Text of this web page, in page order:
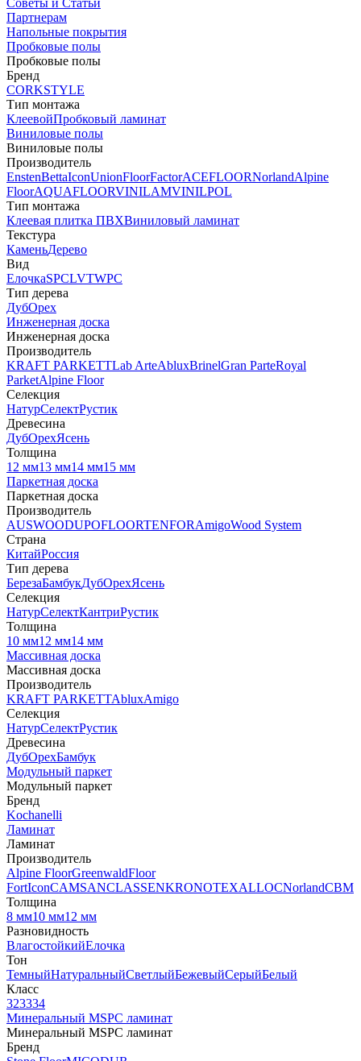
Советы и Статьи
Партнерам
Напольные покрытия
Пробковые полы
Пробковые полы
Бренд
CORKSTYLE
Тип монтажа
КлеевойПробковый ламинат
Виниловые полы
Виниловые полы
Производитель
EnstenBettaIconUnionFloorFactorACEFLOORNorlandAlpine
FloorAQUAFLOORVINILAMVINILPOL
Тип монтажа
Клеевая плитка ПВХВиниловый ламинат
Текстура
КаменьДерево
Вид
ЕлочкаSPCLVTWPC
Тип дерева
ДубОрех
Инженерная доска
Инженерная доска
Производитель
KRAFT PARKETTLab ArteAbluxBrinelGran ParteRoyal
ParketAlpine Floor
Селекция
НатурСелектРустик
Древесина
ДубОрехЯсень
Толщина
12 мм13 мм14 мм15 мм
Паркетная доска
Паркетная доска
Производитель
AUSWOODUPOFLOORTENFORAmigoWood System
Страна
КитайРоссия
Тип дерева
БерезаБамбукДубОрехЯсень
Селекция
НатурСелектКантриРустик
Толщина
10 мм12 мм14 мм
Массивная доска
Массивная доска
Производитель
KRAFT PARKETTAbluxAmigo
Селекция
НатурСелектРустик
Древесина
ДубОрехБамбук
Модульный паркет
Модульный паркет
Бренд
Kochanelli
Ламинат
Ламинат
Производитель
Alpine FloorGreenwaldFloor
FortIconCAMSANCLASSENKRONOTEXALLOCNorlandCBM
Толщина
8 мм10 мм12 мм
Разновидность
ВлагостойкийЕлочка
Тон
ТемныйНатуральныйСветлыйБежевыйСерыйБелый
Класс
323334
Минеральный MSPC ламинат
Минеральный MSPC ламинат
Бренд